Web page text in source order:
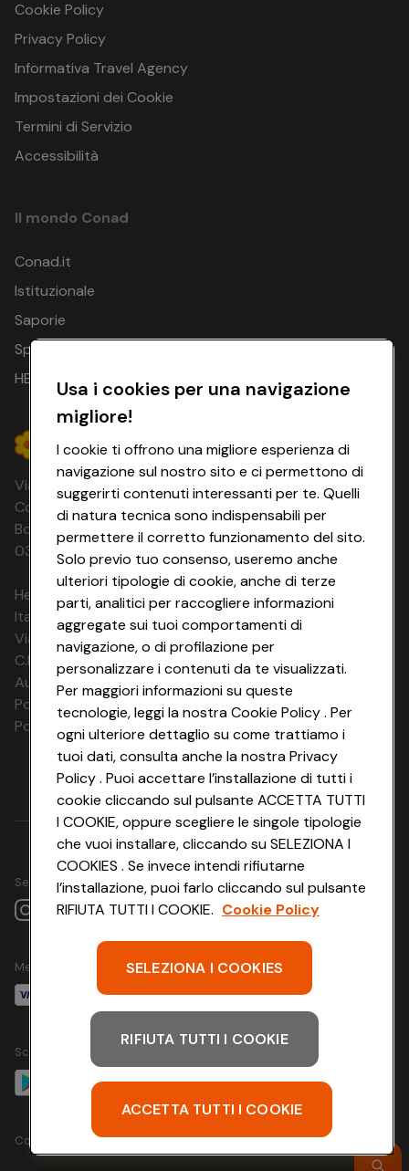
Cookie Policy
Privacy Policy
Informativa Travel Agency
Impostazioni dei Cookie
Termini di Servizio
Accessibilità
Il mondo Conad
Conad.it
Istituzionale
Saporie
Spesa Online
HEYCONAD
Via Michelino, 59 | 40127 BOLOGNA
Codice Fiscale e Registro Imprese di
Bologna 00865960157 PARTITA IVA
03320960374 CONAD SOC. COOP.
HeyConad Viaggi è un servizio gestito da
Italia Travel Marketing S.r.l.
Via Chiesolina 8 | 37066 Sommacampagna (VR)
C.F. e P.IVA: 03816060234
Aut. Prov Verona n. 4737/10
Polizza Ass. RC n. 177765037
Polizza Ass. Protection n. 6006000083/F
Seguici su
Metodo di pagamento
Scarica l'app
Copyright @ Conad 2024
Usa i cookies per una navigazione
migliore!
I cookie ti offrono una migliore esperienza di
navigazione sul nostro sito e ci permettono di
suggerirti contenuti interessanti per te. Quelli
di natura tecnica sono indispensabili per
permettere il corretto funzionamento del sito.
Solo previo tuo consenso, useremo anche
ulteriori tipologie di cookie, anche di terze
parti, analitici per raccogliere informazioni
aggregate sui tuoi comportamenti di
navigazione, o di profilazione per
personalizzare i contenuti da te visualizzati.
Per maggiori informazioni su queste
tecnologie, leggi la nostra Cookie Policy . Per
ogni ulteriore dettaglio su come trattiamo i
tuoi dati, consulta anche la nostra Privacy
Policy . Puoi accettare l’installazione di tutti i
cookie cliccando sul pulsante ACCETTA TUTTI
I COOKIE, oppure scegliere le singole tipologie
che vuoi installare, cliccando su SELEZIONA I
COOKIES . Se invece intendi rifiutarne
l’installazione, puoi farlo cliccando sul pulsante
RIFIUTA TUTTI I COOKIE. Cookie Policy
SELEZIONA I COOKIES
RIFIUTA TUTTI I COOKIE
ACCETTA TUTTI I COOKIE